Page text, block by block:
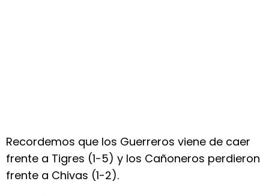
Recordemos que los Guerreros viene de caer
frente a Tigres (1-5) y los Cañoneros perdieron
frente a Chivas (1-2).